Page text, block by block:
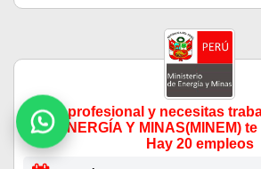
¿Eres profesional y necesitas
DE ENERGÍA Y MINAS(MINEM)
Hay 20 empleos